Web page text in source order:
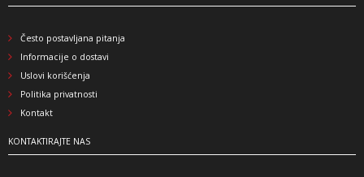
Često postavljana pitanja
Informacije o dostavi
Uslovi korišćenja
Politika privatnosti
Kontakt
KONTAKTIRAJTE NAS